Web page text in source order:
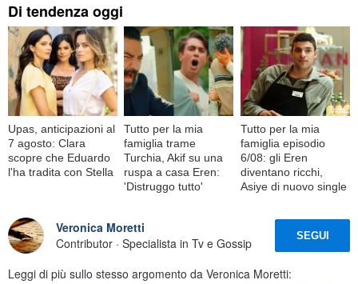
Di tendenza oggi
Upas, anticipazioni al
7 agosto: Clara
scopre che Eduardo
l'ha tradita con Stella
Tutto per la mia
famiglia trame
Turchia, Akif su una
ruspa a casa Eren:
'Distruggo tutto'
Tutto per la mia
famiglia episodio
6/08: gli Eren
diventano ricchi,
Asiye di nuovo single
Veronica Moretti
Contributor · Specialista in Tv e Gossip
SEGUI
Leggi di più sullo stesso argomento da Veronica Moretti: